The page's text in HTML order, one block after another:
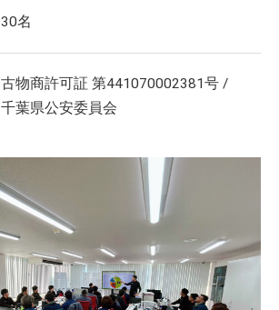
30名
古物商許可証 第441070002381号 /
千葉県公安委員会